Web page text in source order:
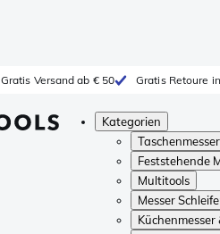
Gratis Versand ab € 50 Gratis Retoure
Kategorien
Taschenmesser
Feststehende
Multitools
Messer
Küchenmesser